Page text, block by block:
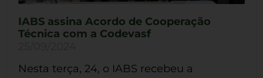
IABS assina Acordo de Cooperação
Técnica com a Codevasf
Nesta terça, 24, o IABS recebeu a